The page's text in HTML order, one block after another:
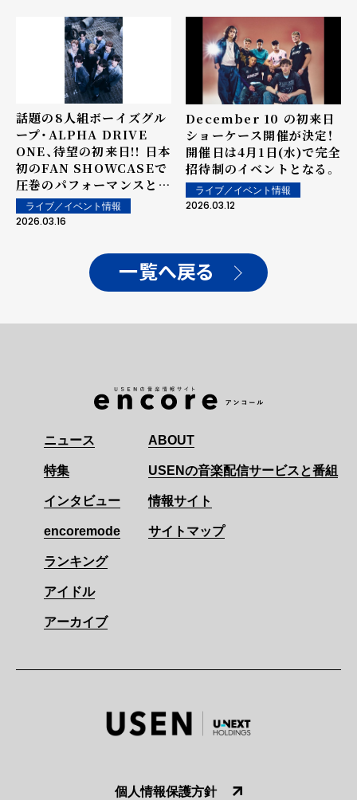
話題の8人組ボーイズグル
ープ・ALPHA DRIVE
ONE、待望の初来日!! 日本
初のFAN SHOWCASEで
圧巻のパフォーマンスとフ
レッシュなトークでファン
を魅了!!
ライブ／イベント情報
2026.03.16
December 10 の初来日
ショーケース開催が決定！
開催日は4月1日(水)で完全
招待制のイベントとなる。
ライブ／イベント情報
2026.03.12
一覧へ戻る
ニュース
特集
インタビュー
encoremode
ランキング
アイドル
アーカイブ
ABOUT
USENの音楽配信サービスと番組
情報サイト
サイトマップ
個人情報保護方針